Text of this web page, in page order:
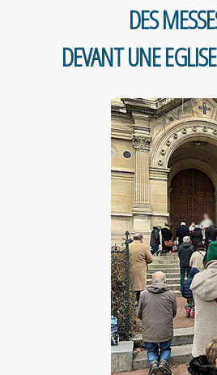
DES
DEVANT UNE